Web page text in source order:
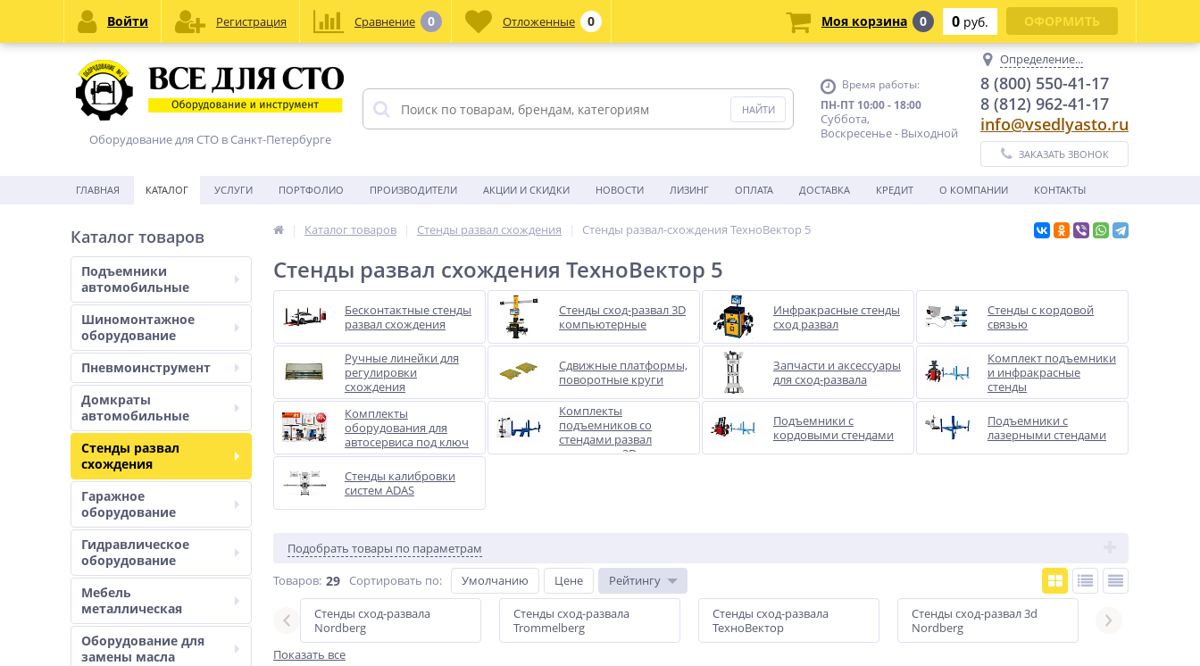
Оборудование для СТО в Санкт-Петербурге
Время работы:
ПН-ПТ 10:00 - 18:00
Суббота,
Воскресенье - Выходной
Определение...
8 (800) 550-41-17
8 (812) 962-41-17
info@vsedlyasto.ru
ЗАКАЗАТЬ ЗВОНОК
ГЛАВНАЯ КАТАЛОГ УСЛУГИ ПОРТФОЛИО ПРОИЗВОДИТЕЛИ АКЦИИ И СКИДКИ НОВОСТИ ЛИЗИНГ ОПЛАТА ДОСТАВКА КРЕДИТ О КОМПАНИИ КОНТАКТЫ
Каталог товаров
Подъемники
автомобильные
Шиномонтажное
оборудование
Пневмоинструмент
Домкраты
автомобильные
Стенды развал
схождения
Гаражное
оборудование
Гидравлическое
оборудование
Мебель
металлическая
Оборудование для
замены масла
Каталог товаров Стенды развал схождения Стенды развал-схождения ТехноВектор 5
Стенды развал схождения ТехноВектор 5
Бесконтактные стенды
развал схождения
Стенды сход-развал 3D
компьютерные
Инфракрасные стенды
сход развал
Стенды с кордовой
связью
Ручные линейки для
регулировки
схождения
Сдвижные платформы,
поворотные круги
Запчасти и аксессуары
для сход-развала
Комплект подъемники
и инфракрасные
стенды
Комплекты
оборудования для
автосервиса под ключ
Комплекты
подъемников со
стендами развал
схождения 3D
Подъемники с
кордовыми стендами
Подъемники с
лазерными стендами
Стенды калибровки
систем ADAS
Подобрать товары по параметрам
Товаров: 29 Сортировать по: Умолчанию Цене Рейтингу
с ИК-связью
Стенды сход-развала
Nordberg
Стенды сход-развала
Trommelberg
Стенды сход-развала
ТехноВектор
Стенды сход-развал 3d
Nordberg
Показать все
Войти Регистрация Сравнение 0 Отложенные 0 Моя корзина 0 0 руб. ОФОРМИТЬ